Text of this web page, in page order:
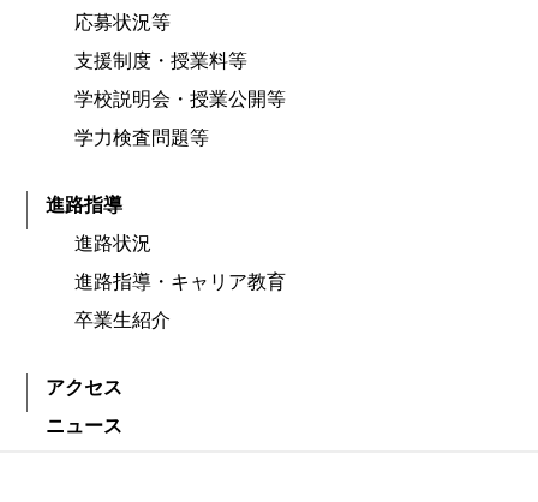
応募状況等
支援制度・授業料等
学校説明会・授業公開等
学力検査問題等
進路指導
進路状況
進路指導・キャリア教育
卒業生紹介
アクセス
ニュース